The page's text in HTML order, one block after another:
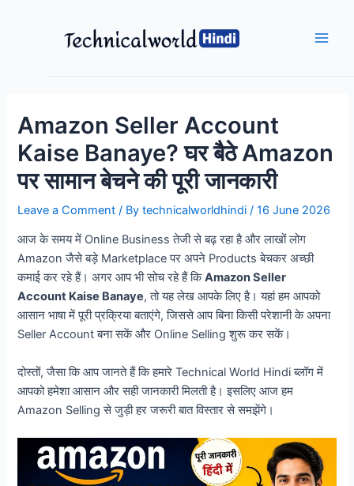
Amazon Seller Account
Kaise Banaye? घर बैठे Amazon
पर सामान बेचने की पूरी जानकारी
Leave a Comment / Bytechnicalworldhindi/16 June 2026
आज के समय में Online Business तेजी से बढ़ रहा है और लाखों लोग
Amazon जैसे बड़े Marketplace पर अपने Products बेचकर अच्छी
कमाई कर रहे हैं। अगर आप भी सोच रहे हैं किAmazon Seller
Account Kaise Banaye, तो यह लेख आपके लिए है। यहां हम आपको
आसान भाषा में पूरी प्रक्रिया बताएंगे, जिससे आप बिना किसी परेशानी के अपना
Seller Account बना सकें और Online Selling शुरू कर सकें।
दोस्तों, जैसा कि आप जानते हैं कि हमारे Technical World Hindi ब्लॉग में
आपको हमेशा आसान और सही जानकारी मिलती है। इसलिए आज हम
Amazon Selling से जुड़ी हर जरूरी बात विस्तार से समझेंगे।